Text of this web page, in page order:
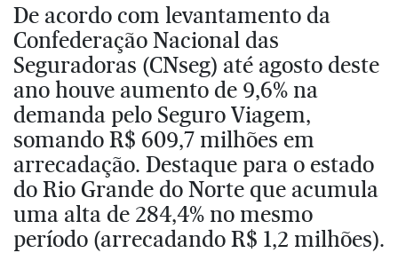
De acordo com levantamento da
Confederação Nacional das
Seguradoras (CNseg) até agosto deste
ano houve aumento de 9,6% na
demanda pelo Seguro Viagem,
somando R$ 609,7 milhões em
arrecadação. Destaque para o estado
do Rio Grande do Norte que acumula
uma alta de 284,4% no mesmo
período (arrecadando R$ 1,2 milhões).